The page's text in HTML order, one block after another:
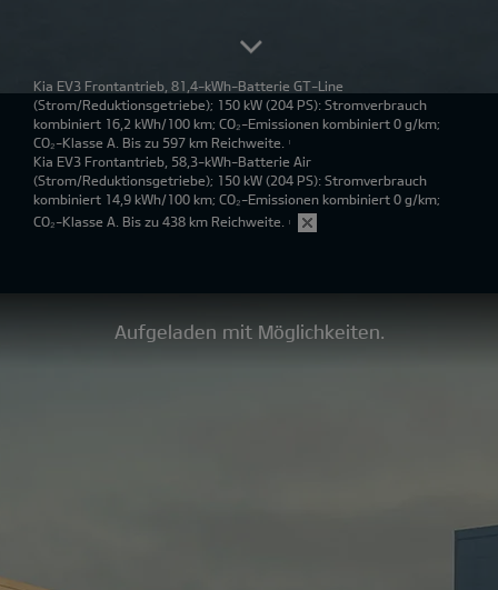
Kia EV3 Frontantrieb, 81,4-kWh-Batterie GT-Line
(Strom/Reduktionsgetriebe); 150 kW (204 PS): Stromverbrauch
kombiniert 16,2 kWh/100 km; CO₂-Emissionen kombiniert 0 g/km;
CO₂-Klasse A. Bis zu 597 km Reichweite.
Kia EV3 Frontantrieb, 58,3-kWh-Batterie Air
(Strom/Reduktionsgetriebe); 150 kW (204 PS): Stromverbrauch
kombiniert 14,9 kWh/100 km; CO₂-Emissionen kombiniert 0 g/km;
CO₂-Klasse A. Bis zu 438 km Reichweite.
1
Aufgeladen mit Möglichkeiten.